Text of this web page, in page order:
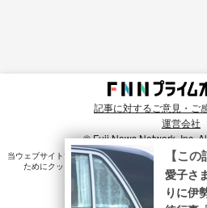
記事に対するご意見・ご
運営会社
© Fuji News Network, Inc.
当ウェブサイトでは、ユーザのニーズ・興味・関⼼に
ためにクッキーを使⽤しています。詳細は、プラ
【こ
愛子さ
りに伊